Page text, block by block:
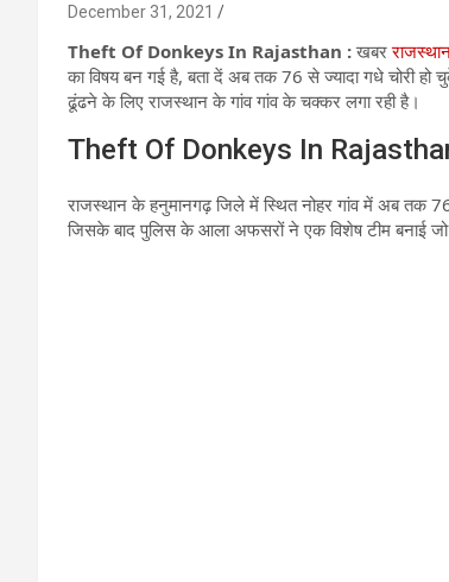
December 31, 2021
Theft Of Donkeys In Rajasthan :खबर
का विषय बन गई है, बता दें अब तक 76 से ज्यादा गधे चोरी
ढूंढने के लिए राजस्थान के गांव गांव के चक्कर लगा रही है।
Theft Of Donkeys In Rajasthan
राजस्थान के हनुमानगढ़ जिले में स्थित नोहर गांव में अब तक
जिसके बाद पुलिस के आला अफसरों ने एक विशेष टीम बनाई जो